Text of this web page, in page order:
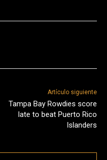
Artículo siguiente
Tampa Bay Rowdies score
late to beat Puerto Rico
Islanders